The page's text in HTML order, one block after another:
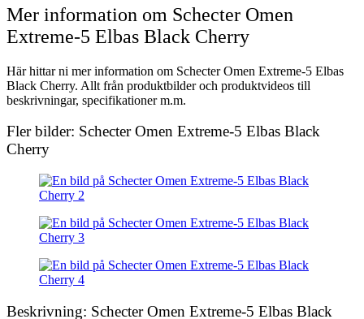
Mer information om Schecter Omen
Extreme-5 Elbas Black Cherry
Här hittar ni mer information om Schecter Omen Extreme-5 Elbas
Black Cherry. Allt från produktbilder och produktvideos till
beskrivningar, specifikationer m.m.
Fler bilder: Schecter Omen Extreme-5 Elbas Black
Cherry
Beskrivning: Schecter Omen Extreme-5 Elbas Black